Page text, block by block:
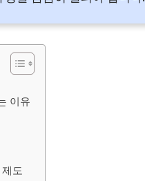
이유
도